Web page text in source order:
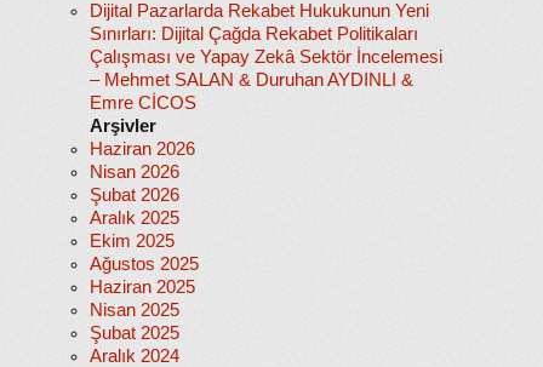
Dijital Pazarlarda Rekabet Hukukunun Yeni
Sınırları: Dijital Çağda Rekabet Politikaları
Çalışması ve Yapay Zekâ Sektör İncelemesi
– Mehmet SALAN & Duruhan AYDINLI &
Emre CİCOS
Arşivler
Haziran 2026
Nisan 2026
Şubat 2026
Aralık 2025
Ekim 2025
Ağustos 2025
Haziran 2025
Nisan 2025
Şubat 2025
Aralık 2024